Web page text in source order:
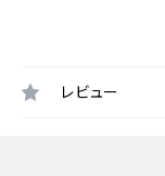
レビュー